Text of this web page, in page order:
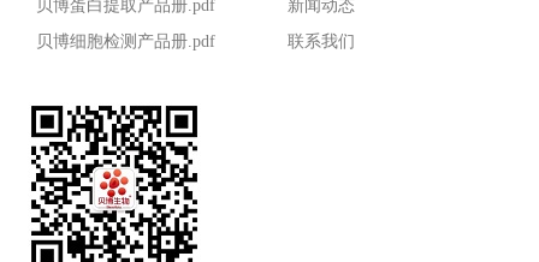
贝博蛋白提取产品册.pdf
贝博细胞检测产品册.pdf
新闻动态
联系我们